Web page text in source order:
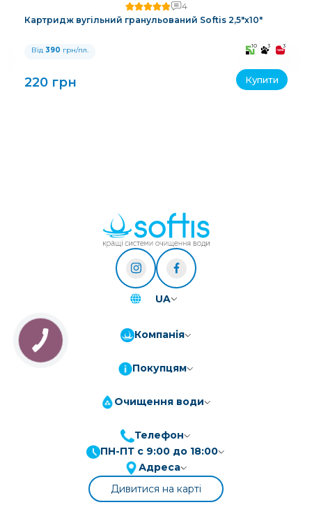
ПриватБанк
3-10 платежів, кредит 0.01%
3-7 платежів, кредит 0.01%
4
Картридж вугільний гранульований Softis 2,5"х10"
Від 390 грн/пл. 10 3 3
220 грн Купити
UA
Компанія
Покупцям
Очищення води
Телефон
ПН-ПТ с 9:00 до 18:00
Адреса
Дивитися на карті